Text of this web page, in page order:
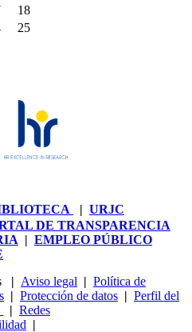
18
25
| URJC
DE TRANSPARENCIA
| EMPLEO PÚBLICO
| Aviso legal | Política de
| Protección de datos | Perfil del
| Redes
|